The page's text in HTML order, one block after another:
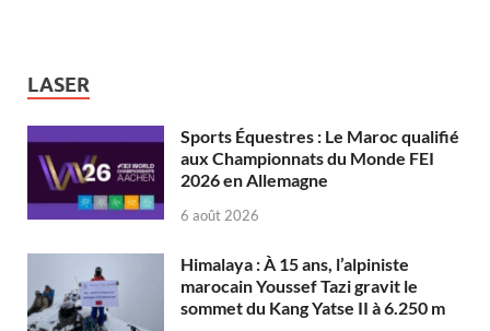
LASER
Sports Équestres : Le Maroc qualifié
aux Championnats du Monde FEI
2026 en Allemagne
6 août 2026
Himalaya : À 15 ans, l’alpiniste
marocain Youssef Tazi gravit le
sommet du Kang Yatse II à 6.250 m